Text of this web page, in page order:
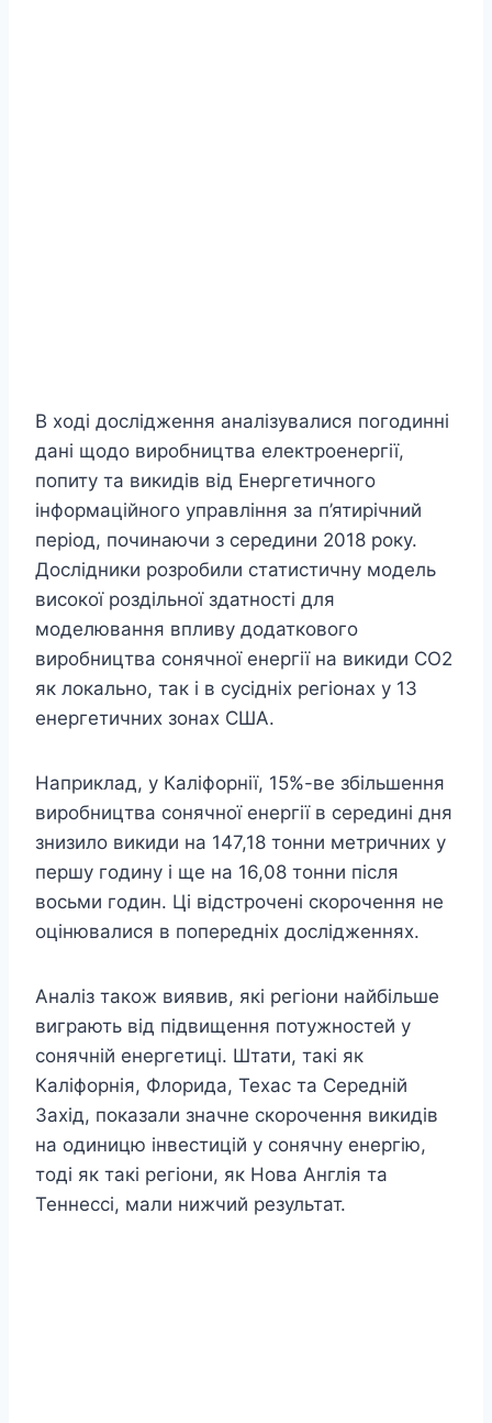
В ході дослідження аналізувалися погодинні
дані щодо виробництва електроенергії,
попиту та викидів від Енергетичного
інформаційного управління за п’ятирічний
період, починаючи з середини 2018 року.
Дослідники розробили статистичну модель
високої роздільної здатності для
моделювання впливу додаткового
виробництва сонячної енергії на викиди CO2
як локально, так і в сусідніх регіонах у 13
енергетичних зонах США.
Наприклад, у Каліфорнії, 15%-ве збільшення
виробництва сонячної енергії в середині дня
знизило викиди на 147,18 тонни метричних у
першу годину і ще на 16,08 тонни після
восьми годин. Ці відстрочені скорочення не
оцінювалися в попередніх дослідженнях.
Аналіз також виявив, які регіони найбільше
виграють від підвищення потужностей у
сонячній енергетиці. Штати, такі як
Каліфорнія, Флорида, Техас та Середній
Захід, показали значне скорочення викидів
на одиницю інвестицій у сонячну енергію,
тоді як такі регіони, як Нова Англія та
Теннессі, мали нижчий результат.